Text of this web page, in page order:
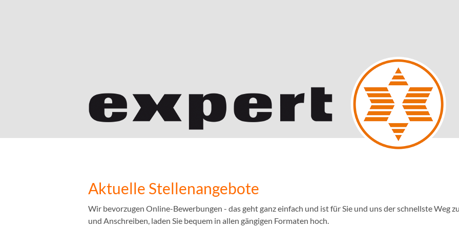
Aktuelle Stellenangebote
Wir bevorzugen Online-Bewerbungen - das geht ganz einfach und ist für Sie und uns der schnellste Weg
und Anschreiben, laden Sie bequem in allen gängigen Formaten hoch.